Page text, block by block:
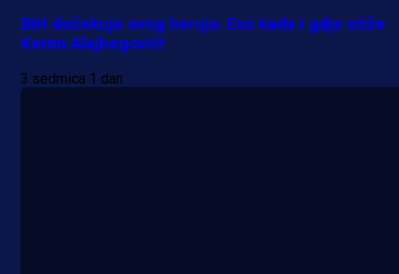
BiH dočekuje svog heroja: Evo kada i gdje stiže
Kerim Alajbegović!
3 sedmica 1 dan